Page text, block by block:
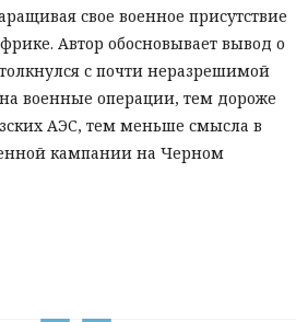
свое военное присутствие
Автор обосновывает вывод о
с почти неразрешимой
военные операции, тем дороже
АЭС, тем меньше смысла в
кампании на Черном